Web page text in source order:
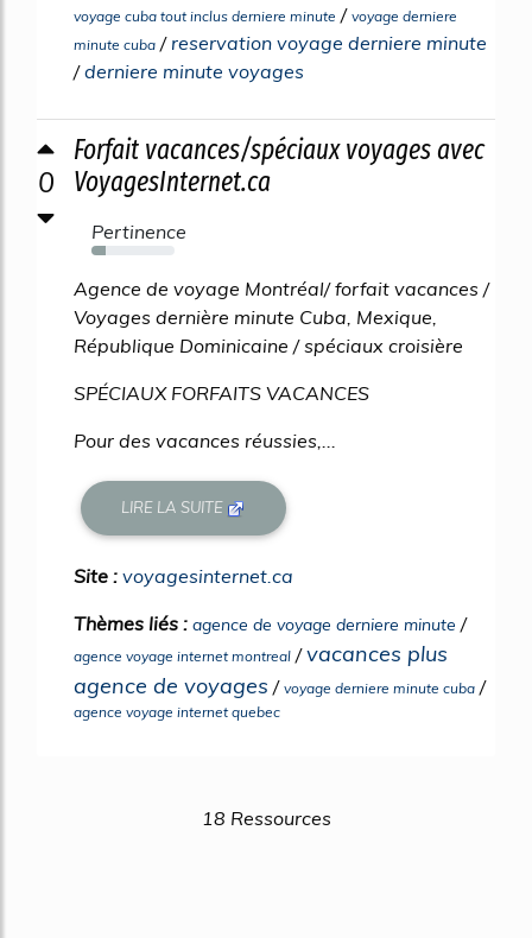
voyage cuba tout inclus derniere minute / voyage derniere
minute cuba / reservation voyage derniere minute
/derniere minute voyages
0
Forfait vacances/spéciaux voyages avec
VoyagesInternet.ca
Pertinence
17%
Agence de voyage Montréal/ forfait vacances /
Voyages dernière minute Cuba, Mexique,
République Dominicaine / spéciaux croisière
SPÉCIAUX FORFAITS VACANCES
Pour des vacances réussies,...
LIRE LA SUITE
Site : voyagesinternet.ca
Thèmes liés : agence de voyage derniere minute /
agence voyage internet montreal /vacances plus
agence de voyages / voyage derniere minute cuba /
agence voyage internet quebec
18 Ressources